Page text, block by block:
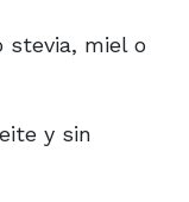
stevia, miel o
y sin